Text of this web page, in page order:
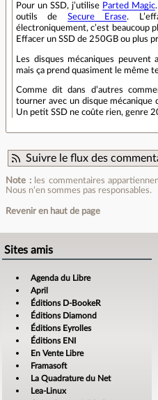
Pour un SSD, j’utilise Parted Magic
outils de Secure Erase.
électroniquement, c’est beaucoup
Effacer un SSD de 250GB ou plus
Les disques mécaniques
mais ça prend quasiment le même
Comme dit dans d’autres
tourner avec un disque mécanique
Un petit SSD ne coûte rien, genre
Suivre le flux des
Note :les commentaires
Nous n’en sommes pas responsables.
Revenir en haut de page
Sites amis
Agenda du Libre
April
Éditions D-BookeR
Éditions Diamond
Éditions Eyrolles
Éditions ENI
En Vente Libre
Framasoft
La Quadrature du Net
Lea-Linux